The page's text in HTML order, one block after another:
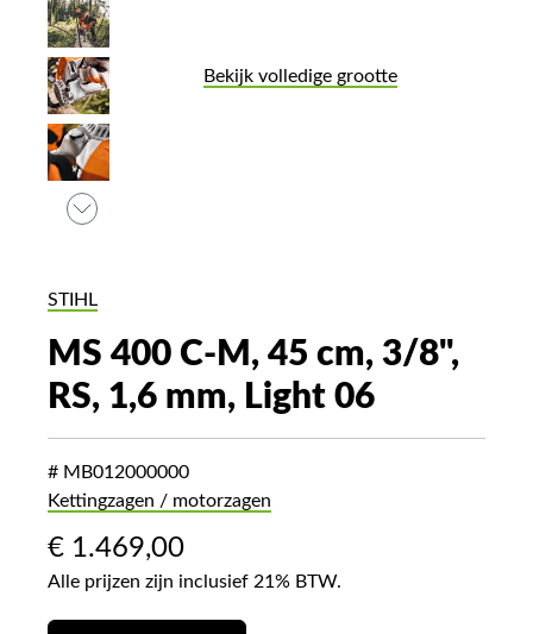
Bekijk volledige grootte
STIHL
MS 400 C-M, 45 cm, 3/8",
RS, 1,6 mm, Light 06
# MB012000000
Kettingzagen / motorzagen
€ 1.469,00
Alle prijzen zijn inclusief 21% BTW.